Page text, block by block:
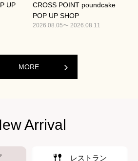
UP
CROSS POINT poundcake
POP UP SHOP
2026.08.05〜 2026.08.11
MORE
Arrival
レストラン